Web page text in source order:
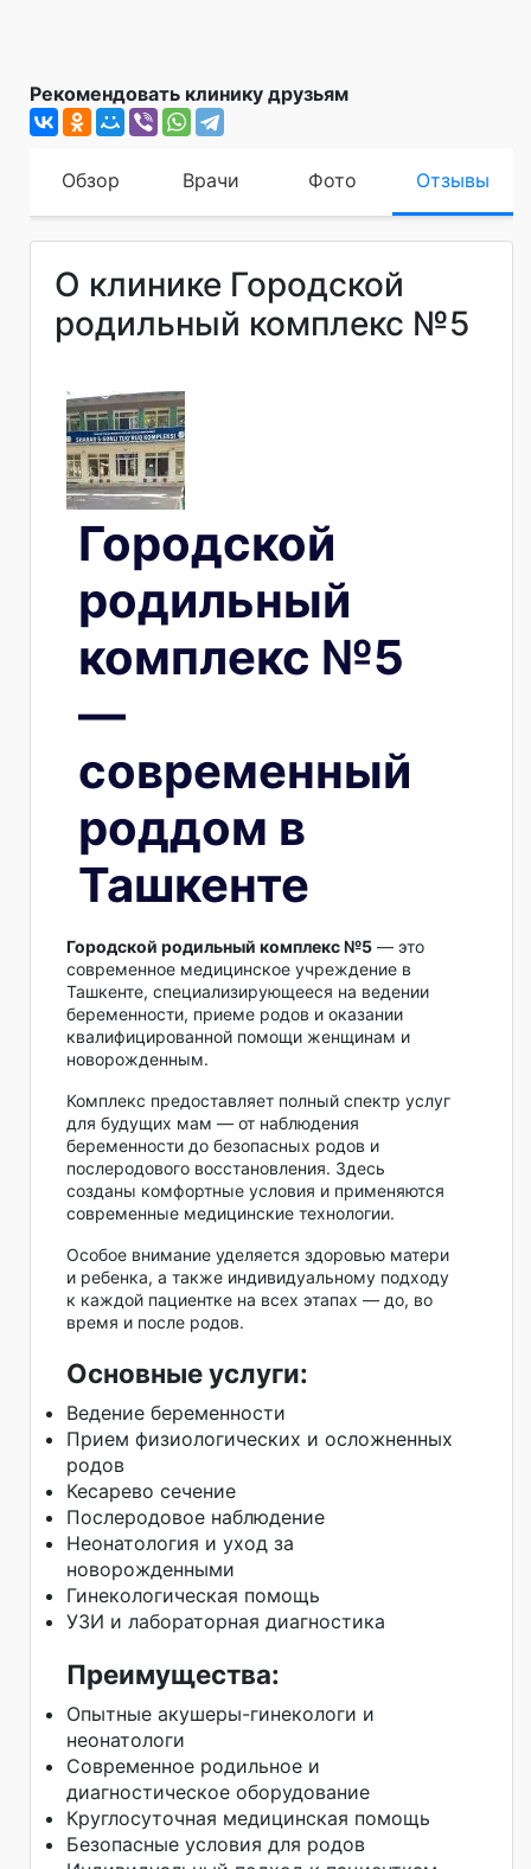
Рекомендовать клинику друзьям
Обзор Врачи Фото Отзывы
О клинике Городской
родильный комплекс №5
Городской
родильный
комплекс №5
—
современный
роддом в
Ташкенте
Городской родильный комплекс №5 — это
современное медицинское учреждение в
Ташкенте, специализирующееся на ведении
беременности, приеме родов и оказании
квалифицированной помощи женщинам и
новорожденным.
Комплекс предоставляет полный спектр услуг
для будущих мам — от наблюдения
беременности до безопасных родов и
послеродового восстановления. Здесь
созданы комфортные условия и применяются
современные медицинские технологии.
Особое внимание уделяется здоровью матери
и ребенка, а также индивидуальному подходу
к каждой пациентке на всех этапах — до, во
время и после родов.
Основные услуги:
Ведение беременности
Прием физиологических и осложненных
родов
Кесарево сечение
Послеродовое наблюдение
Неонатология и уход за
новорожденными
Гинекологическая помощь
УЗИ и лабораторная диагностика
Преимущества:
Опытные акушеры-гинекологи и
неонатологи
Современное родильное и
диагностическое оборудование
Круглосуточная медицинская помощь
Безопасные условия для родов